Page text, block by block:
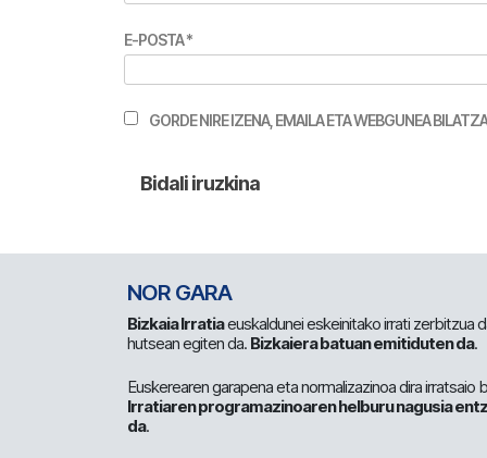
E-POSTA*
GORDE NIRE IZENA, EMAILA ETA WEBGUNEA
NOR GARA
Bizkaia Irratiaeuskaldunei eskeinitako irrati zerbitzua
hutsean egiten da. Bizkaiera batuan emitiduten da.
Euskerearen garapena eta normalizazinoa dira irratsaio
Irratiaren programazinoaren helburu nagusia
da.